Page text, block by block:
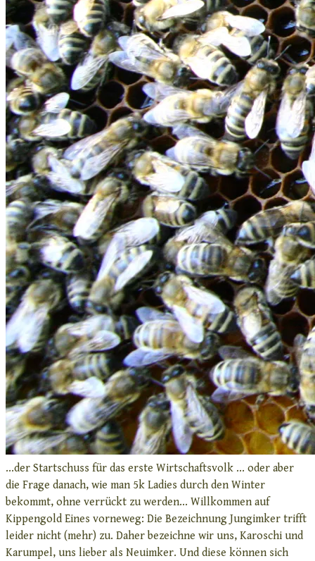
...der Startschuss für das erste Wirtschaftsvolk ... oder aber
die Frage danach, wie man 5k Ladies durch den Winter
bekommt, ohne verrückt zu werden... Willkommen auf
Kippengold Eines vorneweg: Die Bezeichnung Jungimker trifft
leider nicht (mehr) zu. Daher bezeichne wir uns, Karoschi und
Karumpel, uns lieber als Neuimker. Und diese können sich